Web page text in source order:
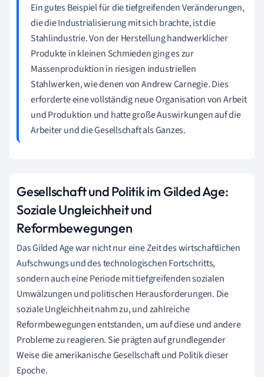
Ein gutes Beispiel für die tiefgreifenden Veränderungen,
die die Industrialisierung mit sich brachte, ist die
Stahlindustrie. Von der Herstellung handwerklicher
Produkte in kleinen Schmieden ging es zur
Massenproduktion in riesigen industriellen
Stahlwerken, wie denen von Andrew Carnegie. Dies
erforderte eine vollständig neue Organisation von Arbeit
und Produktion und hatte große Auswirkungen auf die
Arbeiter und die Gesellschaft als Ganzes.
Gesellschaft und Politik im Gilded Age:
Soziale Ungleichheit und
Reformbewegungen
Das Gilded Age war nicht nur eine Zeit des wirtschaftlichen
Aufschwungs und des technologischen Fortschritts,
sondern auch eine Periode mit tiefgreifenden sozialen
Umwälzungen und politischen Herausforderungen. Die
soziale Ungleichheit nahm zu, und zahlreiche
Reformbewegungen entstanden, um auf diese und andere
Probleme zu reagieren. Sie prägten auf grundlegender
Weise die amerikanische Gesellschaft und Politik dieser
Epoche.